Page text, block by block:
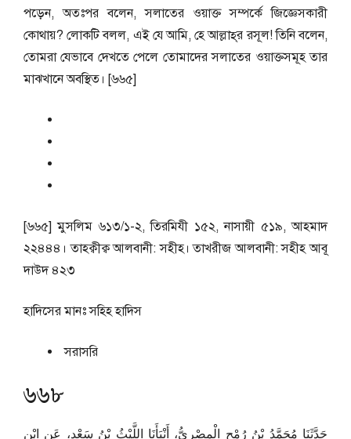
পড়েন, অতঃপর বলেন, সলাতের ওয়াক্ত সম্পর্কে জিজ্ঞেসকারী
কোথায়? লোকটি বলল, এই যে আমি, হে আল্লাহ্‌র রসূল! তিনি বলেন,
তোমরা যেভাবে দেখতে পেলে তোমাদের সলাতের ওয়াক্তসমূহ তার
মাঝখানে অবস্থিত। [৬৬৫]
[৬৬৫] মুসলিম ৬১৩/১-২, তিরমিযী ১৫২, নাসায়ী ৫১৯, আহমাদ
২২৪৪৪। তাহক্বীক্ব আলবানী: সহীহ। তাখরীজ আলবানী: সহীহ আবূ
দাউদ ৪২৩
হাদিসের মানঃসহিহ হাদিস
সরাসরি
৬৬৮
حَدَّثَنَا مُحَمَّدُ بْنُ رُمْحٍ الْمِصْرِيُّ، أَنْبَأَنَا اللَّيْثُ بْنُ سَعْدٍ، عَنِ ابْنِ